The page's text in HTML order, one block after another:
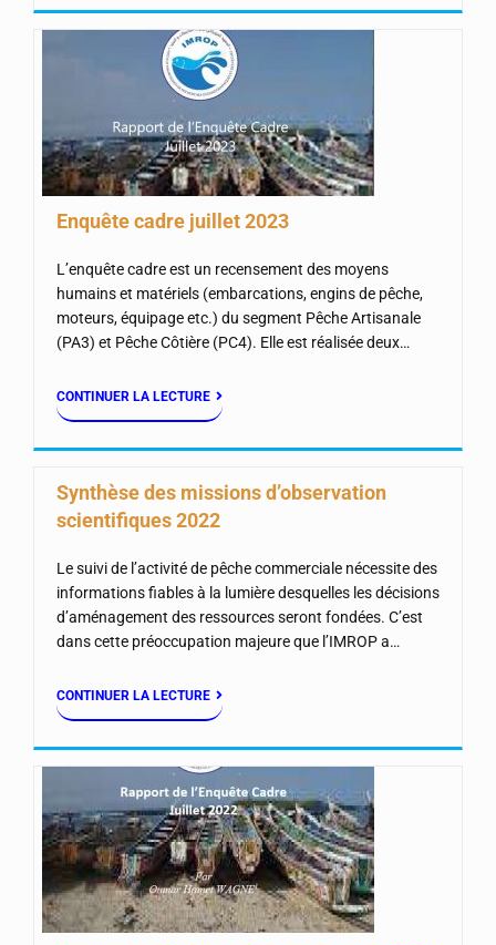
Enquête cadre juillet 2023
L’enquête cadre est un recensement des moyens
humains et matériels (embarcations, engins de pêche,
moteurs, équipage etc.) du segment Pêche Artisanale
(PA3) et Pêche Côtière (PC4). Elle est réalisée deux…
CONTINUER LA LECTURE
Synthèse des missions d’observation
scientifiques 2022
Le suivi de l’activité de pêche commerciale nécessite des
informations fiables à la lumière desquelles les décisions
d’aménagement des ressources seront fondées. C’est
dans cette préoccupation majeure que l’IMROP a…
CONTINUER LA LECTURE